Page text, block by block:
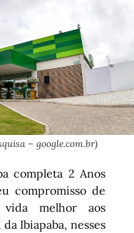
– google.com.br)
completa 2 Anos
compromisso de
melhor aos
Ibiapaba, nesses